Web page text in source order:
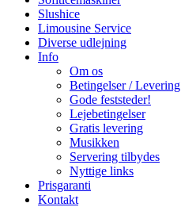
Slushice
Limousine Service
Diverse udlejning
Info
Om os
Betingelser / Levering
Gode feststeder!
Lejebetingelser
Gratis levering
Musikken
Servering tilbydes
Nyttige links
Prisgaranti
Kontakt